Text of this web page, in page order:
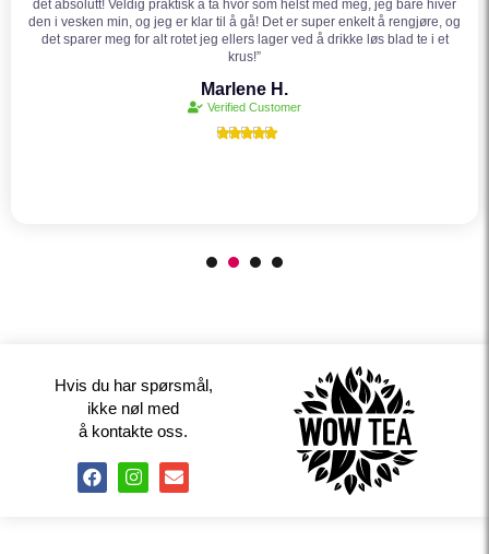
det absolutt! Veldig praktisk å ta hvor som helst med meg, jeg bare hiver
den i vesken min, og jeg er klar til å gå! Det er super enkelt å rengjøre, og
det sparer meg for alt rotet jeg ellers lager ved å drikke løs blad te i et
krus!”
Marlene H.
Verified Customer
    
Hvis du har spørsmål,
ikke nøl med
å kontakte oss.